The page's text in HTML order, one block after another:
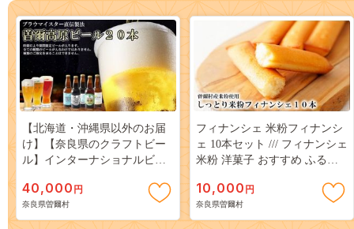
【北海道・沖縄県以外のお届
け】【奈良県のクラフトビー
ル】インターナショナルビア
爾高原ビール 20本セット /// ビ
ール クラフトビール 地ビール
お得な返礼品 クラフト クラフ
40,000 円
奈良県曽爾村
フィナンシェ 米粉フィナンシ
ェ 10本セット /// フィナンシェ
米粉 洋菓子 おすすめ ふるさ
の品 10000円 寄付
10,000 円
奈良県曽爾村